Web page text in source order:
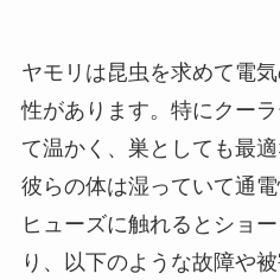
ヤモリは昆虫を求めて電
性があります。特にクー
て温かく、巣としても最
彼らの体は湿っていて通
ヒューズに触れるとショ
り、以下のような故障や被